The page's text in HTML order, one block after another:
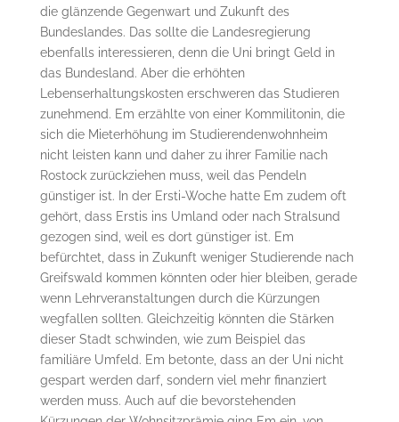
die glänzende Gegenwart und Zukunft des
Bundeslandes. Das sollte die Landesregierung
ebenfalls interessieren, denn die Uni bringt Geld in
das Bundesland. Aber die erhöhten
Lebenserhaltungskosten erschweren das Studieren
zunehmend. Em erzählte von einer Kommilitonin, die
sich die Mieterhöhung im Studierendenwohnheim
nicht leisten kann und daher zu ihrer Familie nach
Rostock zurückziehen muss, weil das Pendeln
günstiger ist. In der Ersti-Woche hatte Em zudem oft
gehört, dass Erstis ins Umland oder nach Stralsund
gezogen sind, weil es dort günstiger ist. Em
befürchtet, dass in Zukunft weniger Studierende nach
Greifswald kommen könnten oder hier bleiben, gerade
wenn Lehrveranstaltungen durch die Kürzungen
wegfallen sollten. Gleichzeitig könnten die Stärken
dieser Stadt schwinden, wie zum Beispiel das
familiäre Umfeld. Em betonte, dass an der Uni nicht
gespart werden darf, sondern viel mehr finanziert
werden muss. Auch auf die bevorstehenden